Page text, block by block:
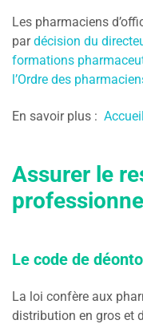
Les pharmaciens
pardécision du
formations
l’Ordre des
En savoir plus :
Assurer le
Le code de
La loi confère aux
distribution en gros et